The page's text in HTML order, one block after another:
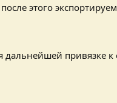
этого
привязке к